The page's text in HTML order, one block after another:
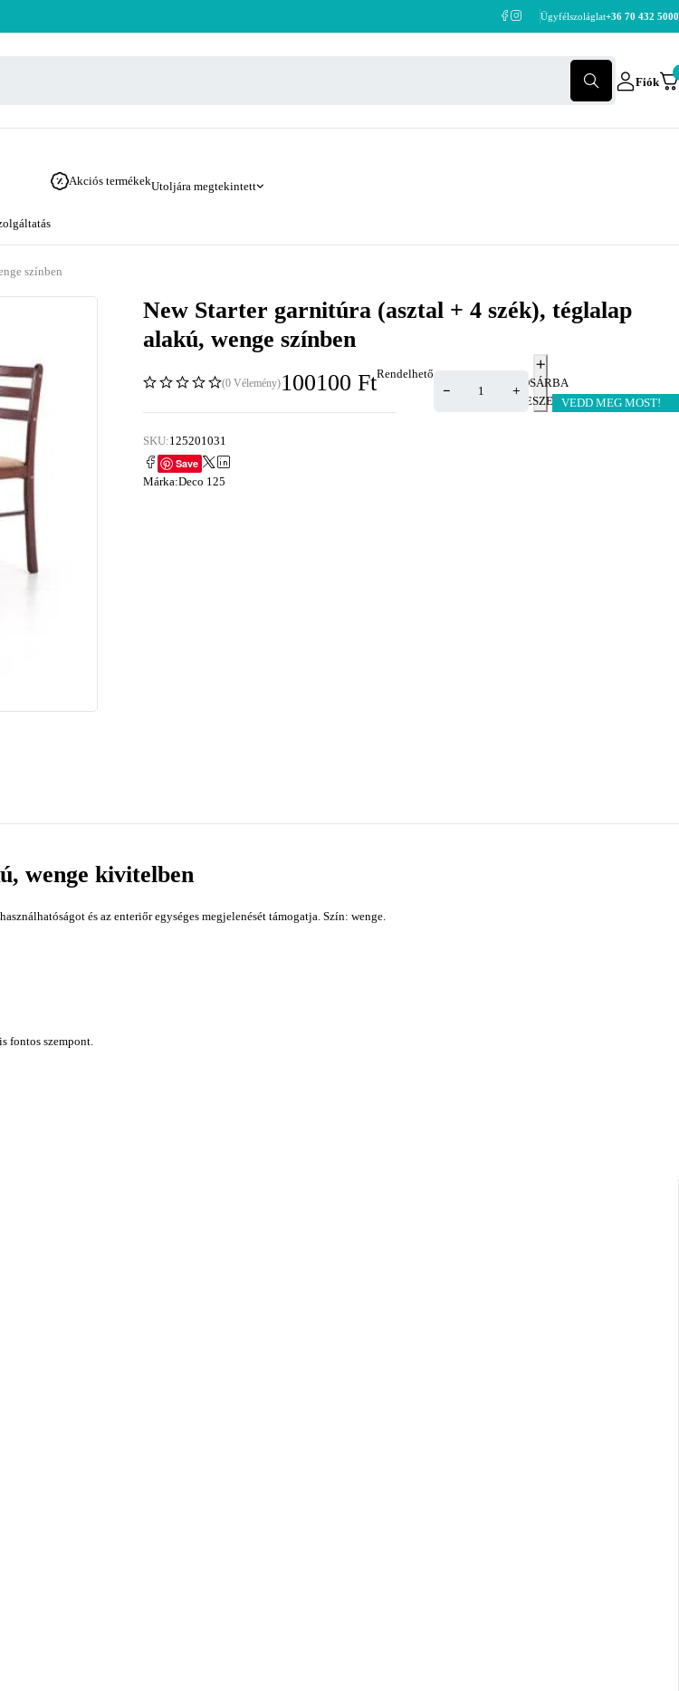
Ügyfélszoláglat+36 70 432 5000
Fiók
Akciós termékekUtoljára megtekintett
színben
New Starter garnitúra (asztal + 4 szék), téglalap
alakú, wenge színben
(0 Vélemény)100100 FtRendelhető
KOSÁRBA
TESZEMVEDD MEG MOST!
SKU:125201031
Save
Márka:Deco 125
wenge kivitelben
és az enteriőr egységes megjelenését támogatja. Szín: wenge.
fontos szempont.